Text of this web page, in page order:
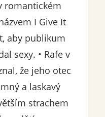
romantickém
I Give It
aby publikum
sexy. • Rafe v
že jeho otec
a laskavý
strachem